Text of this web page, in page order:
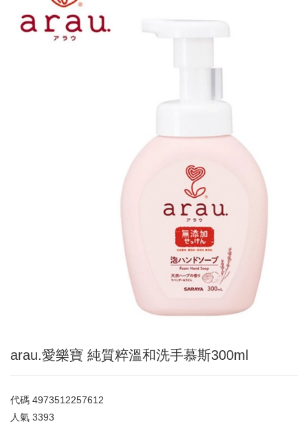
arau.愛樂寶 純質粹溫和洗手慕斯300ml
代碼 4973512257612
人氣 3393